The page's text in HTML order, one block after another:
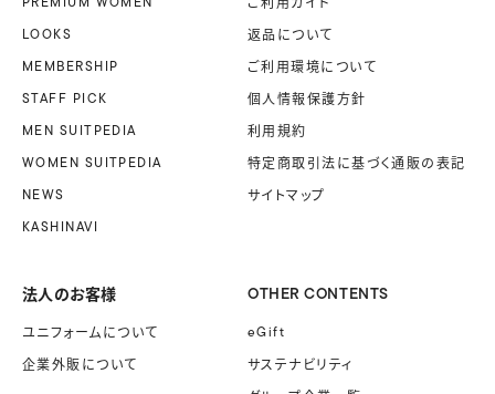
LOOKS
MEMBERSHIP
STAFF PICK
MEN SUITPEDIA
WOMEN SUITPEDIA
NEWS
KASHINAVI
返品について
ご利用環境について
個人情報保護方針
利用規約
特定商取引法に基づく通販の表記
サイトマップ
法人のお客様
ユニフォームについて
企業外販について
OTHER CONTENTS
eGift
サステナビリティ